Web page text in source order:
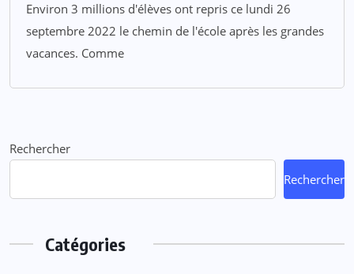
Environ 3 millions d'élèves ont repris ce lundi 26
septembre 2022 le chemin de l'école après les grandes
vacances. Comme
Rechercher
Rechercher
Catégories